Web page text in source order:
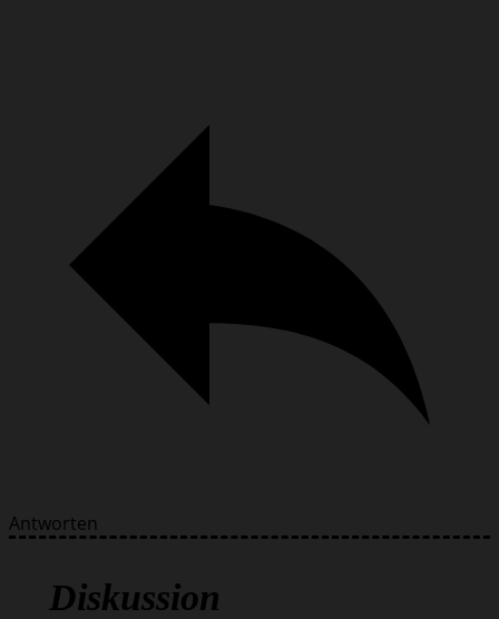
Antworten
Diskussion